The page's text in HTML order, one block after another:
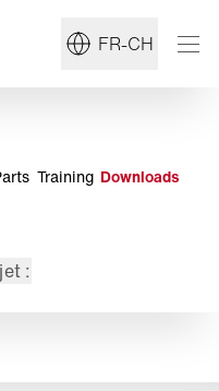
FR-CH
Training Downloads
: